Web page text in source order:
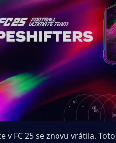
v FC 25 se znovu vrátila.